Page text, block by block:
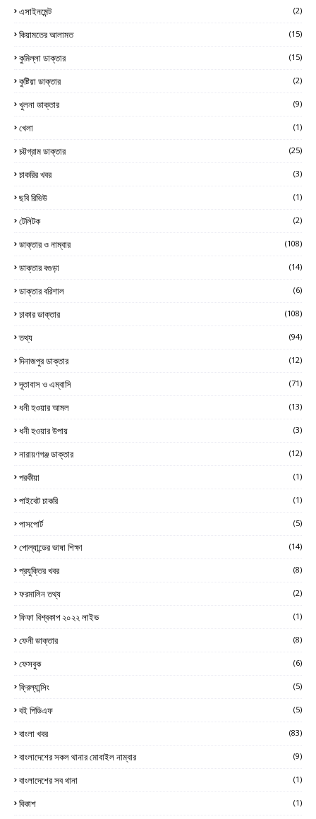
এসাইনমেন্ট (2)
কিয়ামতের আলামত (15)
কুমিল্লা ডাক্তার (15)
কুষ্টিয়া ডাক্তার (2)
খুলনা ডাক্তার (9)
খেলা (1)
চট্টগ্রাম ডাক্তার (25)
চাকরির খবর (3)
ছবি রিভিউ (1)
টেলিটক (2)
ডাক্তার ও নাম্বার (108)
ডাক্তার বগুড়া (14)
ডাক্তার বরিশাল (6)
ঢাকার ডাক্তার (108)
তথ্য (94)
দিনাজপুর ডাক্তার (12)
দূতাবাস ও এম্বাসি (71)
ধনী হওয়ার আমল (13)
ধনী হওয়ার উপায় (3)
নারায়ণগঞ্জ ডাক্তার (12)
পরকীয়া (1)
পাইবেট চাকরি (1)
পাসপোর্ট (5)
পোল্যান্ডের ভাষা শিক্ষা (14)
প্রযুক্তির খবর (8)
ফরমালিন তথ্য (2)
ফিফা বিশ্বকাপ ২০২২ লাইভ (1)
ফেনী ডাক্তার (8)
ফেসবুক (6)
ফ্রিল্যান্সিং (5)
বই পিডিএফ (5)
বাংলা খবর (83)
বাংলাদেশের সকল থানার মোবাইল নাম্বার (9)
বাংলাদেশের সব থানা (1)
বিকাশ (1)